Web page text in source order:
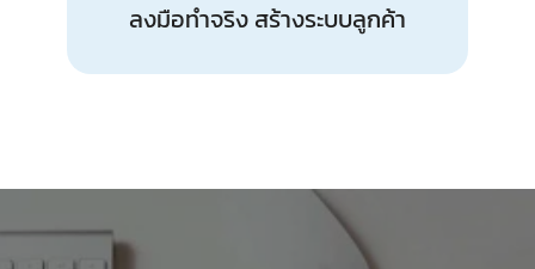
ลงมือทำจริง สร้างระบบลูกค้า